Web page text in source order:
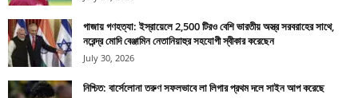
গাজায় গণহত্যা: ইস্রায়েলে 2,500 টিরও বেশি ভারতীয় অস্ত্র সরবরাহের সাথে,
নরেন্দ্র মোদি বেঞ্জামিন নেতানিয়াহুর সহযোগী স্বীকার করেছেন
July 30, 2026
নিশ্চিত: বার্সেলোনা তরুণ সফলভাবে লা লিগার প্রথম দলে সাইন আপ করেছে